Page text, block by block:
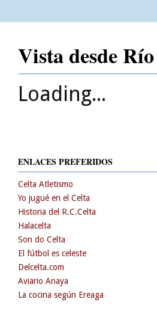
Vista desde
Loading...
ENLACES PREFERIDOS
Celta Atletismo
Yo jugué en el Celta
Historia del R.C.Celta
Halacelta
Son do Celta
El fútbol es celeste
Delcelta.com
Aviario Anaya
La cocina según Ereaga